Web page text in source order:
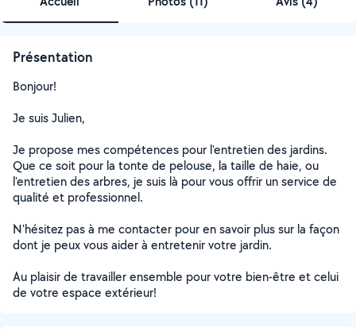
Présentation
Bonjour!
Je suis Julien,
Je propose mes compétences pour l'entretien des jardins.
Que ce soit pour la tonte de pelouse, la taille de haie, ou
l'entretien des arbres, je suis là pour vous offrir un service de
qualité et professionnel.
N'hésitez pas à me contacter pour en savoir plus sur la façon
dont je peux vous aider à entretenir votre jardin.
Au plaisir de travailler ensemble pour votre bien-être et celui
de votre espace extérieur!